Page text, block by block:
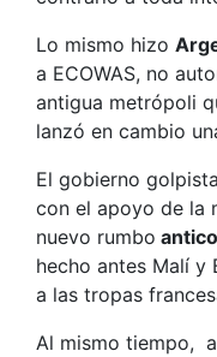
Lo mismo hizo
a ECOWAS, no
antigua metrópoli
lanzó en cambio
El gobierno
con el apoyo de la
nuevo rumbo
hecho antes Malí y
a las tropas
Al mismo tiempo,